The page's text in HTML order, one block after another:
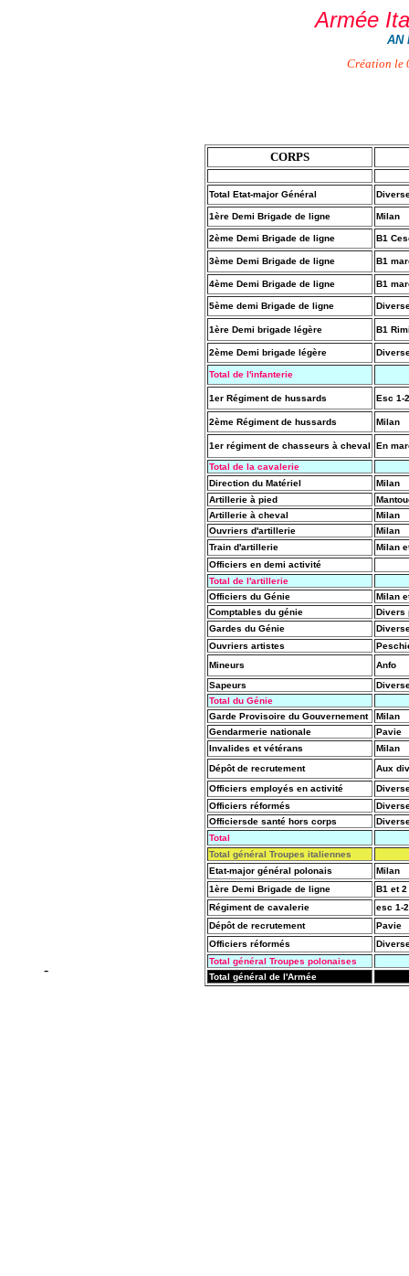
Armée
AN
Création le
CORPS
Total Etat-major Général
1ère Demi Brigade de ligne Milan
2ème Demi Brigade de ligne B1
3ème Demi Brigade de ligne B1
4ème Demi Brigade de ligne B1
5ème demi Brigade de ligne
1ère Demi brigade légère B1
2ème Demi brigade légère
Total de l'infanterie
1er Régiment de hussards Esc 1-
2ème Régiment de hussards Milan
1er régiment de chasseurs à cheval En
Total de la cavalerie
Direction du Matériel
Milan
Artillerie à pied
Artillerie à cheval
Milan
Ouvriers d'artillerie
Milan
Train d'artillerie
Milan
Officiers en demi activité
Total de l'artillerie
Officiers du Génie
Milan
Comptables du génie
Divers
Gardes du Génie
Ouvriers artistes
Mineurs
Anfo
Sapeurs
Total du Génie
Garde Provisoire du Gouvernement
Milan
Gendarmerie nationale
Pavie
Invalides et vétérans
Milan
Dépôt de recrutement
Aux
Officiers employés en activité
Officiers réformés
Officiersde santé hors corps
Total
Total général Troupes italiennes
Etat-major général polonais
Milan
1ère Demi Brigade de ligne
B1 et
Régiment de cavalerie
esc 1-
Dépôt de recrutement
Pavie
Officiers réformés
Total général Troupes polonaises
Total général de l'Armée
-